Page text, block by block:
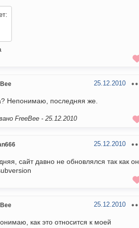
25.12.2010
Непонимаю, последняя же.
FreeBee - 25.12.2010
25.12.2010
сайт давно не обновлялся так как
25.12.2010
как это относится к моей